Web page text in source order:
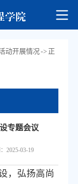
动开展情况-> 正
专题会议
2025-03-19
，弘扬高尚